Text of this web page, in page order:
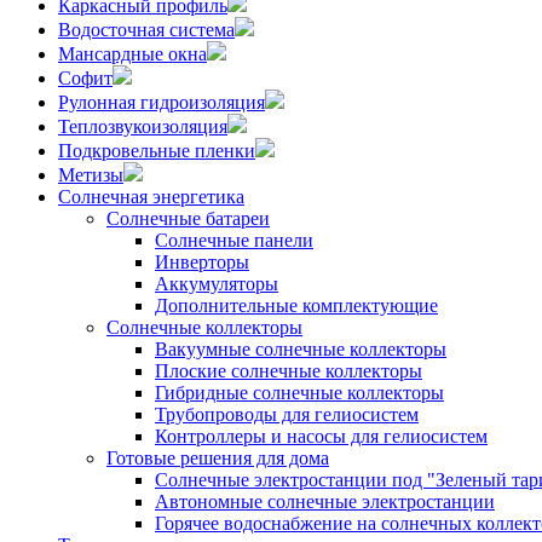
Каркасный профиль
Водосточная система
Мансардные окна
Софит
Рулонная гидроизоляция
Теплозвукоизоляция
Подкровельные пленки
Метизы
Солнечная энергетика
Солнечные батареи
Солнечные панели
Инверторы
Аккумуляторы
Дополнительные комплектующие
Солнечные коллекторы
Вакуумные солнечные коллекторы
Плоские солнечные коллекторы
Гибридные солнечные коллекторы
Трубопроводы для гелиосистем
Контроллеры и насосы для гелиосистем
Готовые решения для дома
Солнечные электростанции под "Зеленый
Автономные солнечные электростанции
Горячее водоснабжение на солнечных